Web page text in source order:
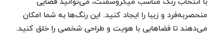
منحصربه‌فرد و زیبا را ایجاد کنید. این رنگ‌ها به شما امکان
می‌دهند تا فضاهایی با هویت و طراحی شخصی را خلق کنید.